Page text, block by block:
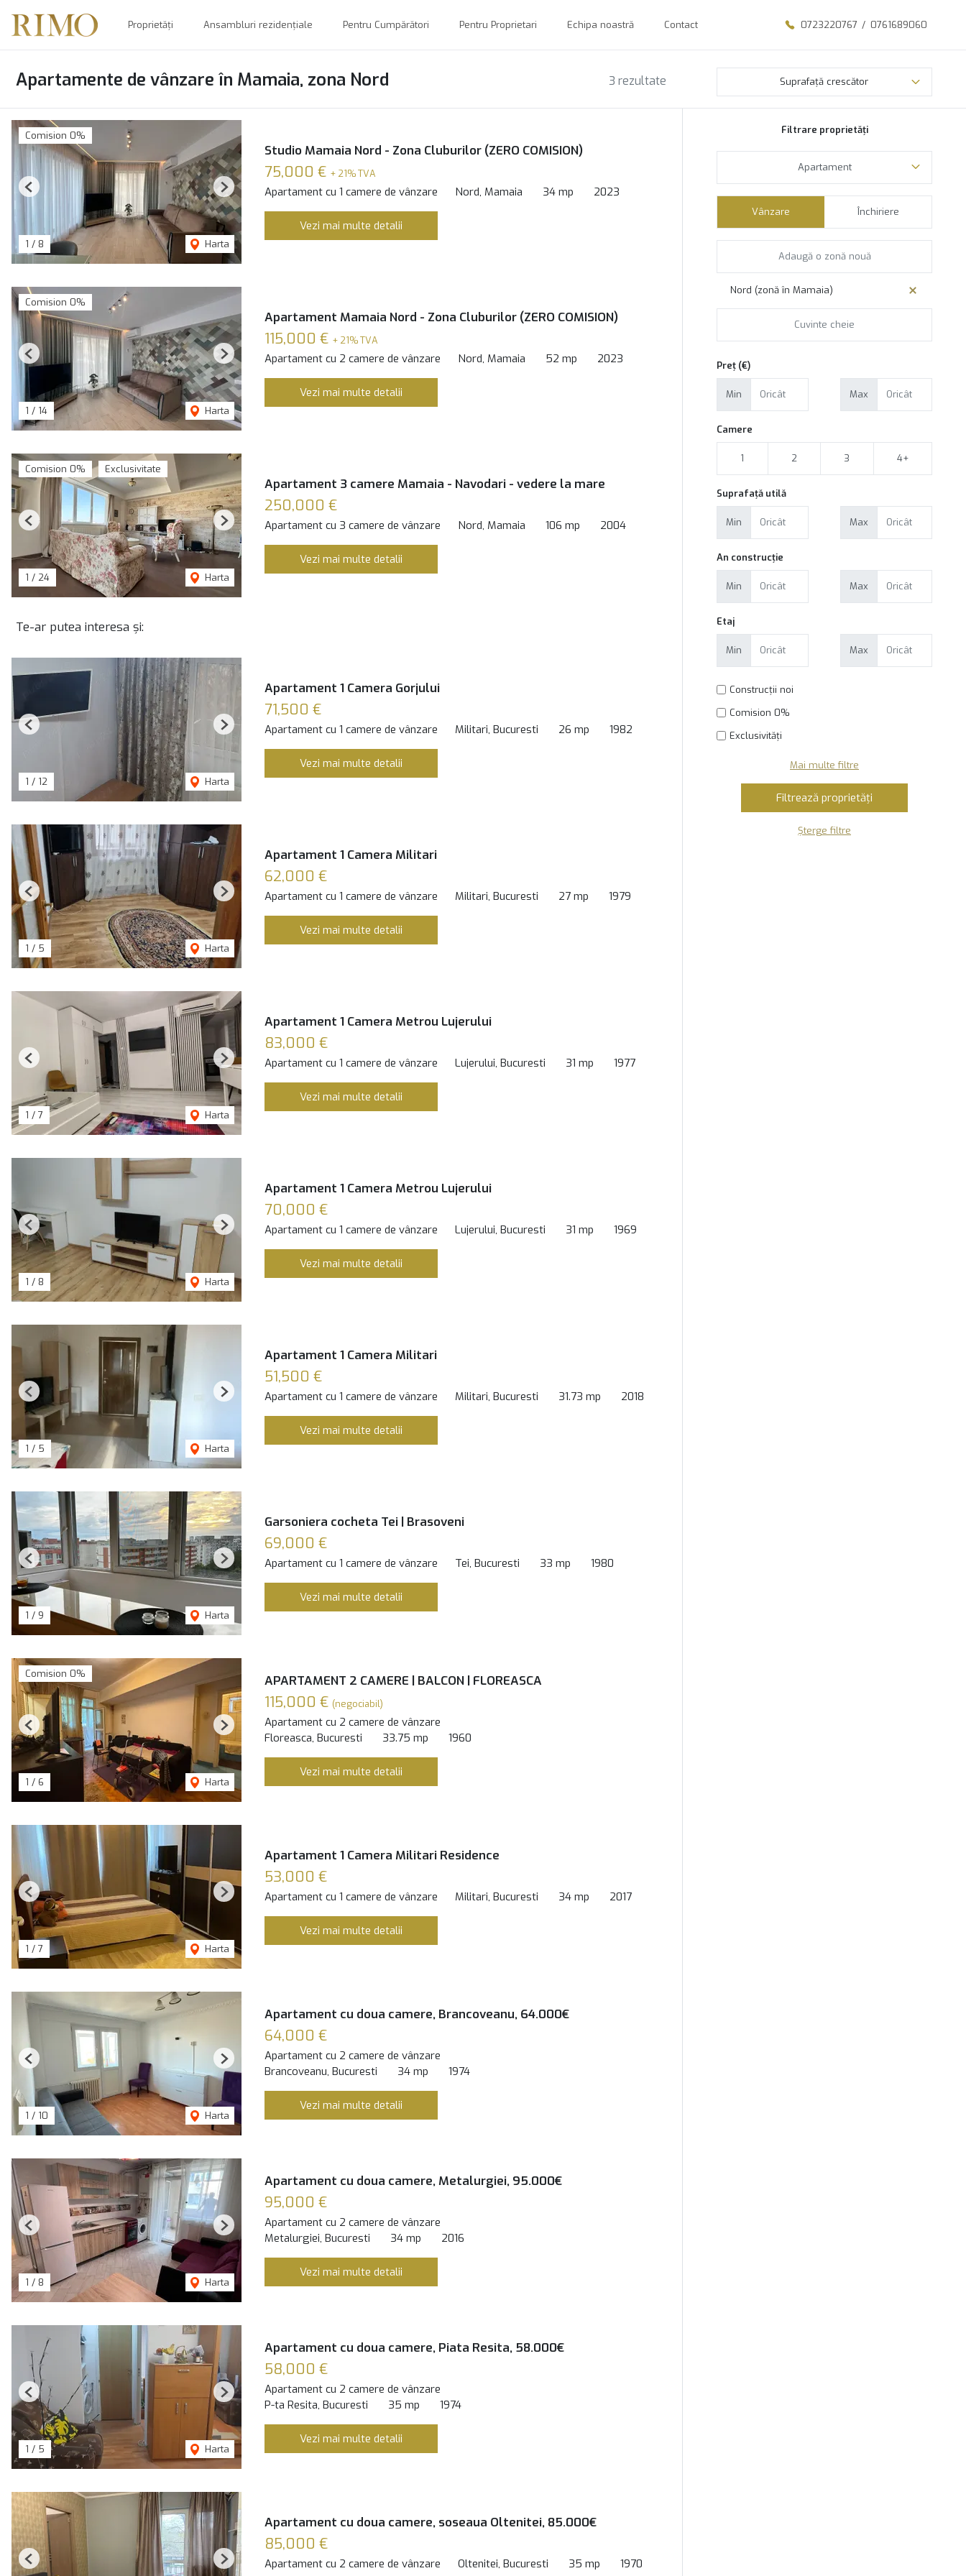
Proprietăți Ansambluri rezidențiale Pentru Cumpărători Pentru Proprietari Echipa noastră Contact 0723220767 / 0761689060
3 rezultate
Apartamente de vânzare în Mamaia, zona Nord Suprafață crescător
Comision 0%
1 / 8 Harta
Previous Next
Studio Mamaia Nord - Zona Cluburilor (ZERO COMISION)
75,000 € + 21% TVA
Apartament cu 1 camere de vânzare Nord, Mamaia 34 mp 2023
Vezi mai multe detalii
Comision 0%
1 / 14 Harta
Previous Next
Apartament Mamaia Nord - Zona Cluburilor (ZERO COMISION)
115,000 € + 21% TVA
Apartament cu 2 camere de vânzare Nord, Mamaia 52 mp 2023
Vezi mai multe detalii
Comision 0% Exclusivitate
1 / 24 Harta
Previous Next
Apartament 3 camere Mamaia - Navodari - vedere la mare
250,000 €
Apartament cu 3 camere de vânzare Nord, Mamaia 106 mp 2004
Vezi mai multe detalii
Te-ar putea interesa și:
1 / 12 Harta
Previous Next
Apartament 1 Camera Gorjului
71,500 €
Apartament cu 1 camere de vânzare Militari, Bucuresti 26 mp 1982
Vezi mai multe detalii
1 / 5 Harta
Previous Next
Apartament 1 Camera Militari
62,000 €
Apartament cu 1 camere de vânzare Militari, Bucuresti 27 mp 1979
Vezi mai multe detalii
1 / 7 Harta
Previous Next
Apartament 1 Camera Metrou Lujerului
83,000 €
Apartament cu 1 camere de vânzare Lujerului, Bucuresti 31 mp 1977
Vezi mai multe detalii
1 / 8 Harta
Previous Next
Apartament 1 Camera Metrou Lujerului
70,000 €
Apartament cu 1 camere de vânzare Lujerului, Bucuresti 31 mp 1969
Vezi mai multe detalii
1 / 5 Harta
Previous Next
Apartament 1 Camera Militari
51,500 €
Apartament cu 1 camere de vânzare Militari, Bucuresti 31.73 mp 2018
Vezi mai multe detalii
1 / 9 Harta
Previous Next
Garsoniera cocheta Tei | Brasoveni
69,000 €
Apartament cu 1 camere de vânzare Tei, Bucuresti 33 mp 1980
Vezi mai multe detalii
Comision 0%
1 / 6 Harta
Previous Next
APARTAMENT 2 CAMERE | BALCON | FLOREASCA
115,000 € (negociabil)
Apartament cu 2 camere de vânzare
Floreasca, Bucuresti
33.75 mp 1960
Vezi mai multe detalii
1 / 7 Harta
Previous Next
Apartament 1 Camera Militari Residence
53,000 €
Apartament cu 1 camere de vânzare Militari, Bucuresti 34 mp 2017
Vezi mai multe detalii
1 / 10 Harta
Previous Next
Apartament cu doua camere, Brancoveanu, 64.000€
64,000 €
Apartament cu 2 camere de vânzare
Brancoveanu, Bucuresti
34 mp 1974
Vezi mai multe detalii
1 / 8 Harta
Previous Next
Apartament cu doua camere, Metalurgiei, 95.000€
95,000 €
Apartament cu 2 camere de vânzare
Metalurgiei, Bucuresti
34 mp 2016
Vezi mai multe detalii
1 / 5 Harta
Previous Next
Apartament cu doua camere, Piata Resita, 58.000€
58,000 €
Apartament cu 2 camere de vânzare
P-ta Resita, Bucuresti
35 mp 1974
Vezi mai multe detalii
Previous Next
Apartament cu doua camere, soseaua Oltenitei, 85.000€
85,000 €
Apartament cu 2 camere de vânzare Oltenitei, Bucuresti 35 mp 1970
Filtrare proprietăți
Apartament
Vânzare Închiriere
Nord (zonă în Mamaia)
Preț (€)
Min Max
Camere
1 2 3 4+
Suprafață utilă
Min Max
An construcție
Min Max
Etaj
Min Max
Construcții noi
Comision 0%
Exclusivități
Mai multe filtre
Șterge filtre